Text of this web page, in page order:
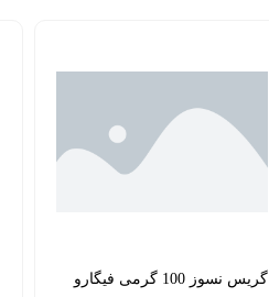
گریس نسوز 100 گرمی فیگارو